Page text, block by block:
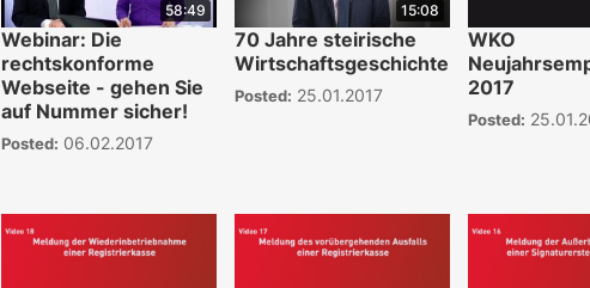
58:49
Webinar: Die
rechtskonforme
Webseite - gehen Sie
auf Nummer sicher!
Posted: 06.02.2017
15:08
70 Jahre steirische
Wirtschaftsgeschichte
Posted: 25.01.2017
WKO
2017
Posted: